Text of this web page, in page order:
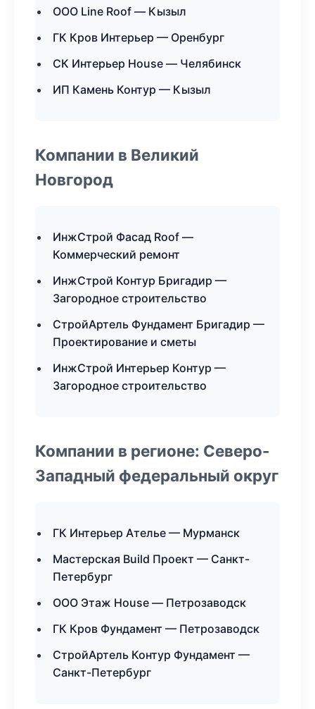
ООО Line Roof — Кызыл
ГК Кров Интерьер — Оренбург
СК Интерьер House — Челябинск
ИП Камень Контур — Кызыл
Компании в Великий
Новгород
ИнжСтрой Фасад Roof —
Коммерческий ремонт
ИнжСтрой Контур Бригадир —
Загородное строительство
СтройАртель Фундамент Бригадир —
Проектирование и сметы
ИнжСтрой Интерьер Контур —
Загородное строительство
Компании в регионе: Северо-
Западный федеральный округ
ГК Интерьер Ателье — Мурманск
Мастерская Build Проект — Санкт-
Петербург
ООО Этаж House — Петрозаводск
ГК Кров Фундамент — Петрозаводск
СтройАртель Контур Фундамент —
Санкт-Петербург